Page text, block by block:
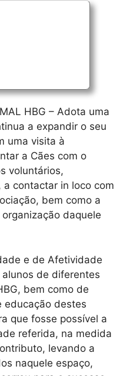
HBG – Adota uma
a expandir o seu
uma visita à
a Cães com o
voluntários,
contactar in loco com
bem como a
daquele
e de Afetividade
de diferentes
bem como de
educação destes
que fosse possível a
referida, na medida
levando a
naquele espaço,